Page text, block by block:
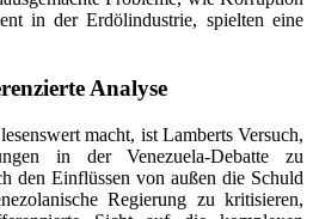
in der Erdölindustrie, spielten eine
Analyse
macht, ist Lamberts Versuch,
in der Venezuela-Debatte zu
den Einflüssen von außen die Schuld
Regierung zu kritisieren,